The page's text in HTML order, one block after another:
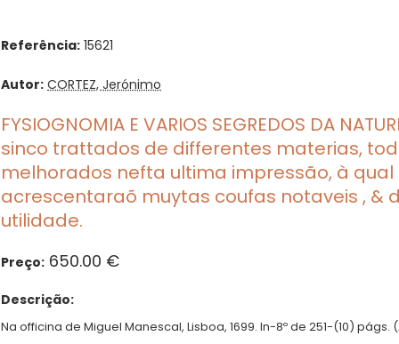
Referência: 15621
Autor: CORTEZ, Jerónimo
FYSIOGNOMIA E VARIOS SEGREDOS DA
sinco trattados de differentes materias,
melhorados nefta ultima impressão, à qual
acrescentaraõ muytas coufas notaveis , &
utilidade.
Preço: 650.00 €
Descrição:
Na officina de Miguel Manescal, Lisboa, 1699. In-8º de 251-(10) págs.